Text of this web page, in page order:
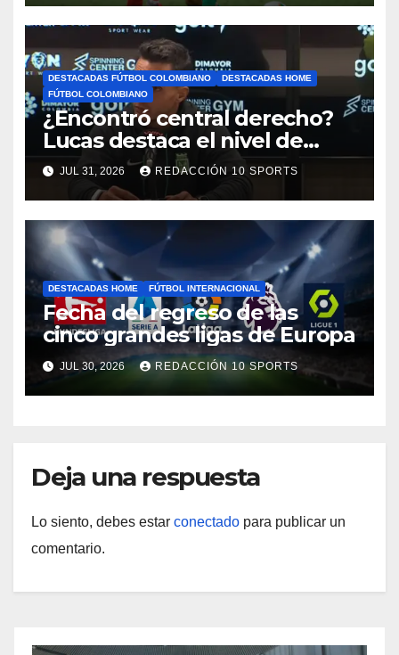
DESTACADAS FÚTBOL COLOMBIANO
DESTACADAS HOME
FÚTBOL COLOMBIANO
¿Encontró central derecho?
Lucas destaca el nivel de
Néider Parra
JUL 31, 2026 REDACCIÓN 10 SPORTS
DESTACADAS HOME FÚTBOL INTERNACIONAL
Fecha del regreso de las
cinco grandes ligas de Europa
JUL 30, 2026 REDACCIÓN 10 SPORTS
Deja una respuesta
Lo siento, debes estar conectado para publicar un
comentario.